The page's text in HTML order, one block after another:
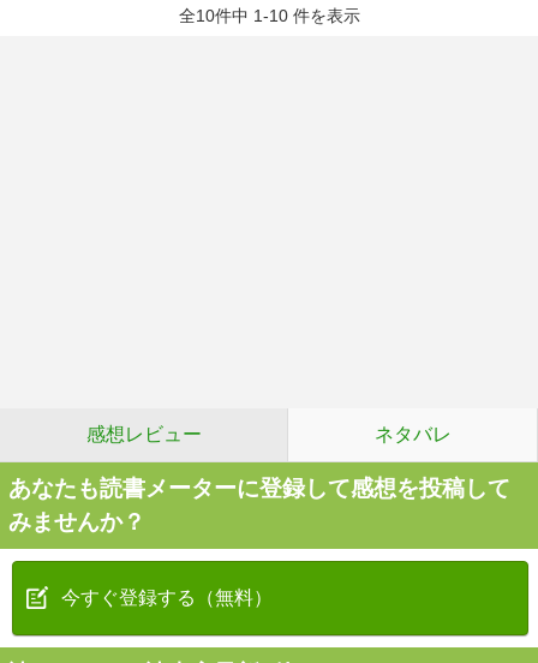
全10件中 1-10 件を表示
感想レビュー ネタバレ
あなたも読書メーターに登録して感想を投稿して
みませんか？
今すぐ登録する（無料）